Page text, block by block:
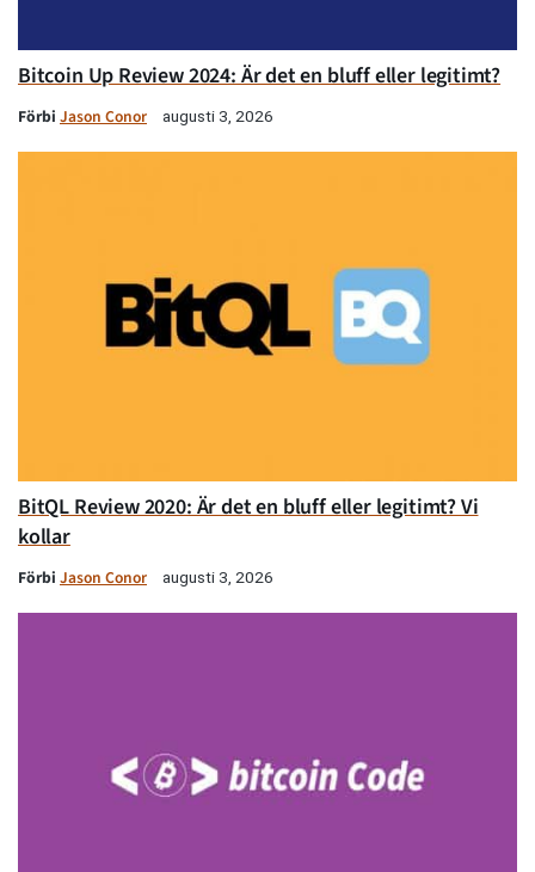
Bitcoin Up Review 2024: Är det en bluff eller legitimt?
Förbi Jason Conor augusti 3, 2026
BitQL Review 2020: Är det en bluff eller legitimt? Vi
kollar
Förbi Jason Conor augusti 3, 2026